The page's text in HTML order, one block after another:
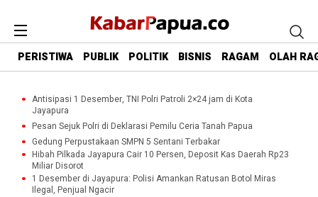
PERISTIWA PUBLIK POLITIK BISNIS RAGAM OLAH
Antisipasi 1 Desember, TNI Polri Patroli 2×24 jam di Kota
Jayapura
Pesan Sejuk Polri di Deklarasi Pemilu Ceria Tanah Papua
Gedung Perpustakaan SMPN 5 Sentani Terbakar
Hibah Pilkada Jayapura Cair 10 Persen, Deposit Kas Daerah Rp23
Miliar Disorot
1 Desember di Jayapura: Polisi Amankan Ratusan Botol Miras
Ilegal, Penjual Ngacir